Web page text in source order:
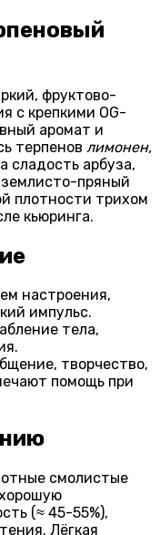
фруктово-
с крепкими OG-
аромат и
терпенов лимонен,
сладость арбуза,
пряный
плотности трихом
кьюринга.
настроения,
импульс.
тела,
творчество,
помощь при
смолистые
(≈ 45-55%),
Лёгкая